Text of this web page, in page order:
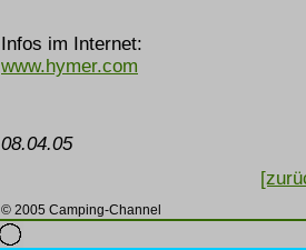
Infos im Internet:
www.hymer.com
08.04.05
© 2005 Camping-Channel